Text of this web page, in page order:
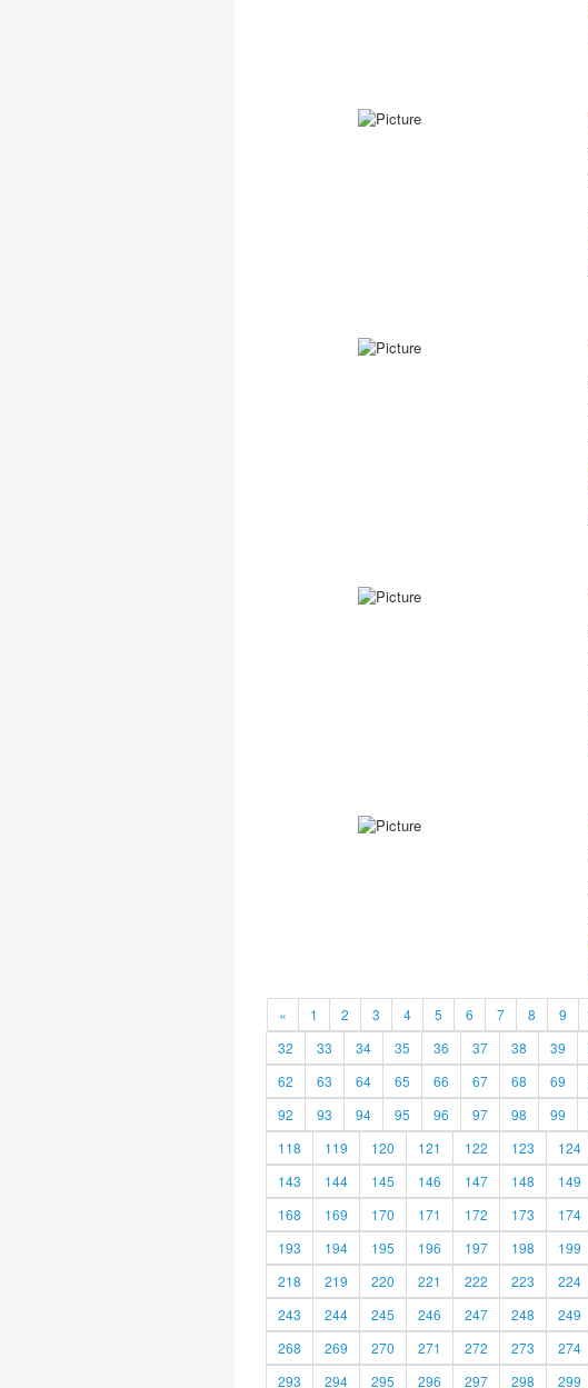
« 1 2 3 4 5 6 7 8 9
32
33 34 35 36 37 38 39
62
63 64 65 66 67 68 69
92
93 94 95 96 97 98 99
118
119 120 121 122 123 124
143
144 145 146 147 148 149
168
169 170 171 172 173 174
193
194 195 196 197 198 199
218
219 220 221 222 223 224
243
244 245 246 247 248 249
268
269 270 271 272 273 274
293
294 295 296 297 298 299